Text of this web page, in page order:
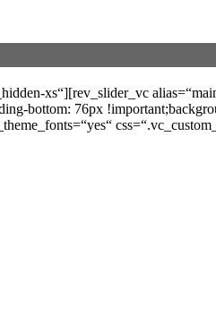
xs“][rev_slider_vc
bottom: 76px